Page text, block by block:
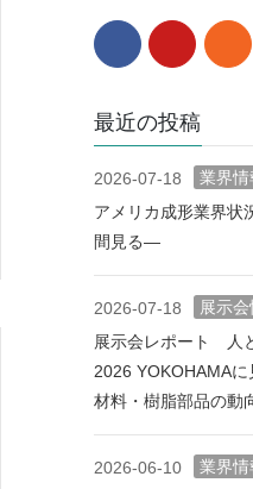
最近の投稿
2026-07-18
業界情
アメリカ成形業界
間見る―
2026-07-18
展示
展示会レポート 人
2026 YOKOHAMA
材料・樹脂部品の動
2026-06-10
業界情